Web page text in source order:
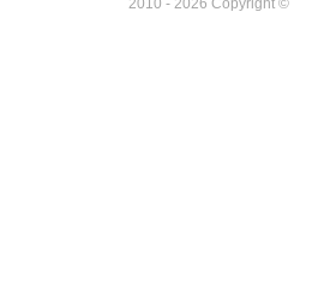
2010 - 2026 Copyright ©